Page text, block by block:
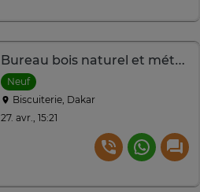
Bureau bois naturel et métal gris design moderne
Neuf
Biscuiterie, Dakar
27. avr., 15:21